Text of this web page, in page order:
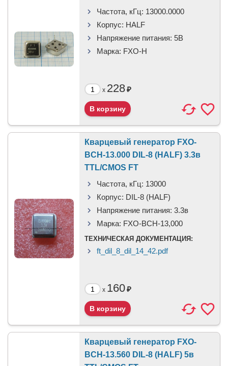
Частота, кГц: 13000.0000
Корпус: HALF
Напряжение питания: 5В
Марка: FXO-H
x 228₽
Кварцевый генератор FXO-
BCH-13.000 DIL-8 (HALF) 3.3в
TTL/CMOS FT
Частота, кГц: 13000
Корпус: DIL-8 (HALF)
Напряжение питания: 3.3в
Марка: FXO-BCH-13,000
ТЕХНИЧЕСКАЯ ДОКУМЕНТАЦИЯ:
ft_dil_8_dil_14_42.pdf
x 160₽
Кварцевый генератор FXO-
BCH-13.560 DIL-8 (HALF) 5в